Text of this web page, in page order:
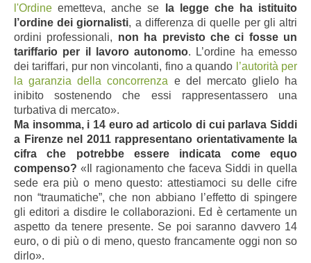
l'Ordine emetteva, anche se
la legge che ha istituito
l’ordine dei giornalisti, a differenza di quelle per gli altri
ordini professionali, non ha previsto che ci fosse un
tariffario per il lavoro autonomo. L’ordine ha emesso
dei tariffari, pur non vincolanti, fino a quando l’autorità per
la garanzia della concorrenza e del mercato glielo ha
inibito sostenendo che essi rappresentassero una
turbativa di mercato».
Ma insomma, i 14 euro ad articolo di cui parlava Siddi
a Firenze nel 2011 rappresentano orientativamente la
cifra che potrebbe essere indicata come equo
compenso? «Il ragionamento che faceva Siddi in quella
sede era più o meno questo: attestiamoci su delle cifre
non “traumatiche”, che non abbiano l’effetto di spingere
gli editori a disdire le collaborazioni. Ed è certamente un
aspetto da tenere presente. Se poi saranno davvero 14
euro, o di più o di meno, questo francamente oggi non so
dirlo».